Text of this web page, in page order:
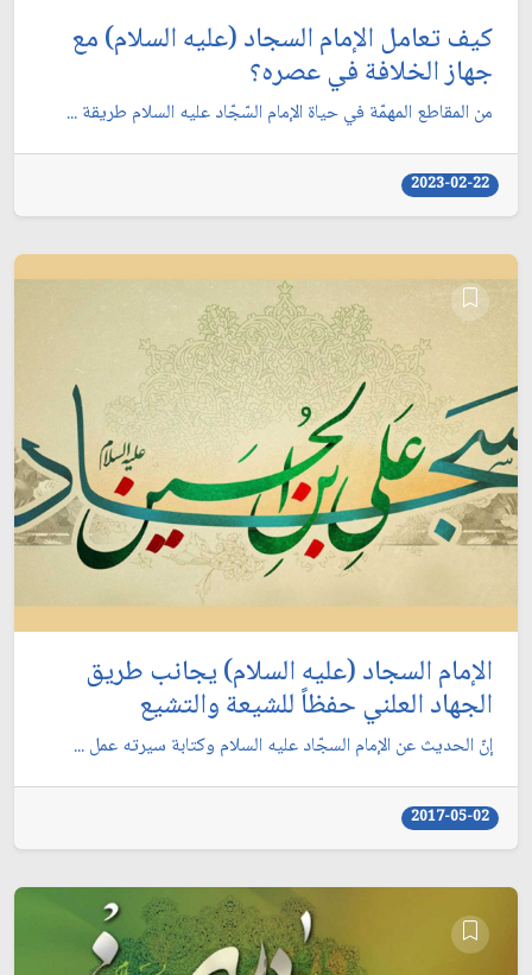
كيف تعامل الإمام السجاد (عليه السلام) مع
جهاز الخلافة في عصره؟
من المقاطع المهمّة في حياة الإمام السّجّاد عليه السلام طريقة ...
2023-02-22
الإمام السجاد (عليه السلام) يجانب طريق
الجهاد العلني حفظاً للشيعة والتشيع
إنّ الحديث عن الإمام السجّاد عليه السلام وكتابة سيرته عمل ...
2017-05-02